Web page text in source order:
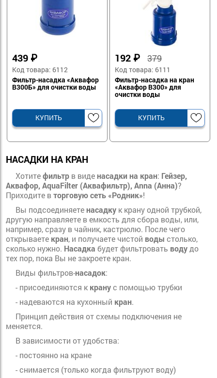
439 ₽
Код товара: 6112
Фильтр-насадка «Аквафор
В300Б» для очистки воды
КУПИТЬ
192 ₽379
Код товара: 6111
Фильтр-насадка на кран
«Аквафор B300» для
очистки воды
КУПИТЬ
НАСАДКИ НА КРАН
Хотитефильтр в виде насадки на кран: Гейзер,
Аквафор,AquaFilter (Аквафильтр),Anna (Анна)?
Приходите вторговую сеть «Родник»!
Вы подсоединяете насадку к крану одной трубкой,
другую направляете в емкость для сбора воды, или,
например, сразу в чайник, кастрюлю. После чего
открываете кран, и получаете чистой воды столько,
сколько нужно. Насадка будет фильтровать воду до
тех пор, пока Вы не закроете кран.
Виды фильтров-насадок:
- присоединяются к кранус помощью трубки
- надеваются на кухонный кран.
Принцип действия от схемы подключения не
меняется.
В зависимости от удобства:
- постоянно на кране
- снимается (только когда фильтруют воду)